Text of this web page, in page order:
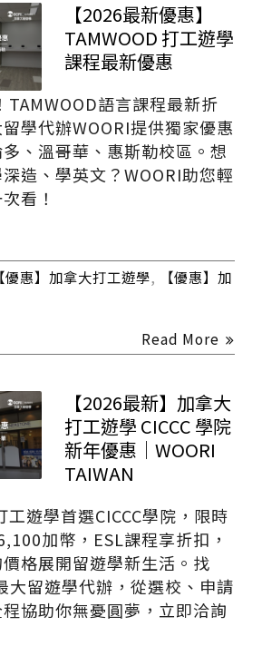
【2026最新優惠】
TAMWOOD 打工遊學
課程最新優惠
TAMWOOD語言課程最新折
學代辦WOORI提供獨家優惠
、溫哥華、惠斯勒校區。想
造、學英文？WOORI助您輕
看！
【優惠】加拿大打工遊學,
【優惠】加
Read More
【2026最新】加拿大
打工遊學 CICCC 學院
新年優惠｜WOORI
TAIWAN
遊學首選CICCC學院，限時
加幣，ESL課程享折扣，
格展開留遊學新生活。找
大留遊學代辦，從選校、申請
協助你無憂圓夢，立即洽詢